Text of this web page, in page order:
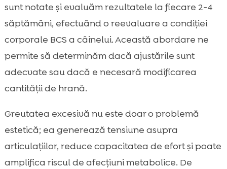
sunt notate și evaluăm rezultatele la fiecare 2-4
săptămâni, efectuând o reevaluare a condiției
corporale BCS a câinelui. Această abordare ne
permite să determinăm dacă ajustările sunt
adecvate sau dacă e necesară modificarea
cantității de hrană.
Greutatea excesivă nu este doar o problemă
estetică; ea generează tensiune asupra
articulațiilor, reduce capacitatea de efort și poate
amplifica riscul de afecțiuni metabolice. De